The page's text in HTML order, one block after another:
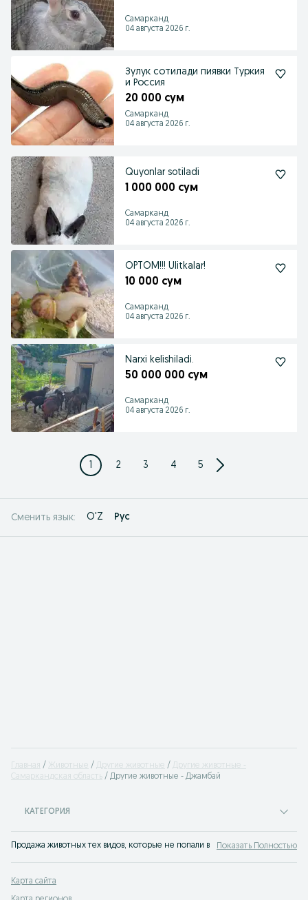
Самарканд
04 августа 2026 г.
Зулук сотилади пиявки Туркия
и Россия
20 000 сум
Самарканд
04 августа 2026 г.
Quyonlar sotiladi
1 000 000 сум
Самарканд
04 августа 2026 г.
OPTOM!!! Ulitkalar!
10 000 сум
Самарканд
04 августа 2026 г.
Narxi kelishiladi.
50 000 000 сум
Самарканд
04 августа 2026 г.
1 2 3 4 5
Сменить язык: O'Z Рус
Главная Животные Другие животные
Другие животные -
Самаркандская область
Другие животные - Джамбай
КАТЕГОРИЯ
Продажа животных тех видов, которые не попали в основные разделы
Показать Полностью
Карта сайта